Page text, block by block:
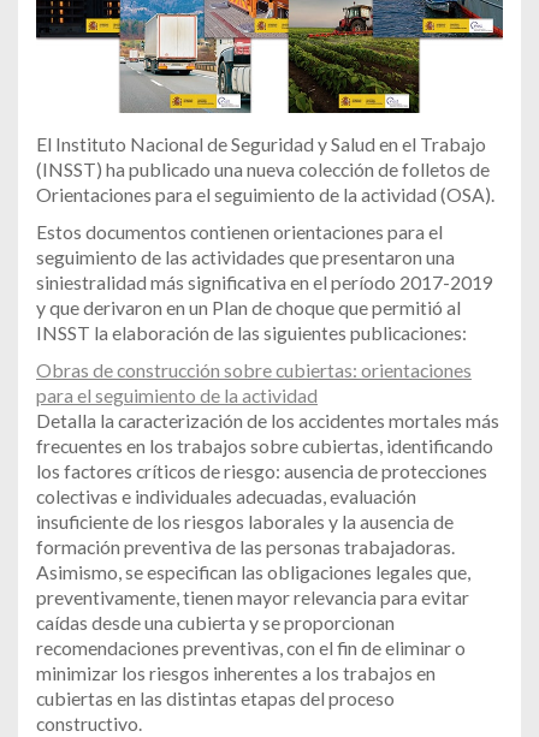
El Instituto Nacional de Seguridad y Salud en el Trabajo
(INSST) ha publicado una nueva colección de folletos de
Orientaciones para el seguimiento de la actividad (OSA).
Estos documentos contienen orientaciones para el
seguimiento de las actividades que presentaron una
siniestralidad más significativa en el período 2017-2019
y que derivaron en un Plan de choque que permitió al
INSST la elaboración de las siguientes publicaciones:
Obras de construcción sobre cubiertas: orientaciones
para el seguimiento de la actividad
Detalla la caracterización de los accidentes mortales más
frecuentes en los trabajos sobre cubiertas, identificando
los factores críticos de riesgo: ausencia de protecciones
colectivas e individuales adecuadas, evaluación
insuficiente de los riesgos laborales y la ausencia de
formación preventiva de las personas trabajadoras.
Asimismo, se especifican las obligaciones legales que,
preventivamente, tienen mayor relevancia para evitar
caídas desde una cubierta y se proporcionan
recomendaciones preventivas, con el fin de eliminar o
minimizar los riesgos inherentes a los trabajos en
cubiertas en las distintas etapas del proceso
constructivo.